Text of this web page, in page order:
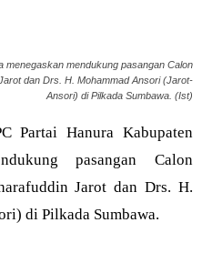
menegaskan mendukung pasangan Calon
dan Drs. H. Mohammad Ansori (Jarot-
Ansori) di Pilkada Sumbawa. (Ist)
Partai Hanura Kabupaten
pasangan Calon
Jarot dan Drs. H.
di Pilkada Sumbawa.